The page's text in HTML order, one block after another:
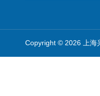
Copyright © 2026 上海